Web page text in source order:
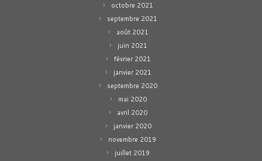
octobre 2021
septembre 2021
août 2021
juin 2021
février 2021
janvier 2021
septembre 2020
mai 2020
avril 2020
janvier 2020
novembre 2019
juillet 2019